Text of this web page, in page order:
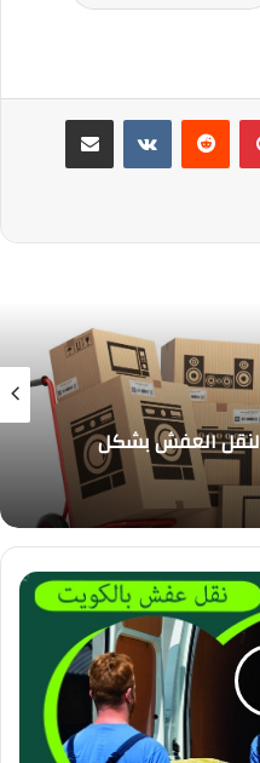
بينتيريست مشاركة عبر البريد
لنقل العفش بشكل